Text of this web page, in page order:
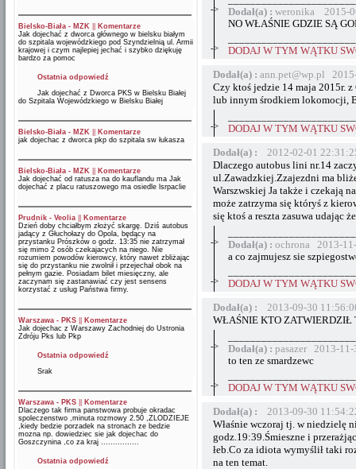
Bielsko-Biała - MZK
Komentarze
Jak dojechać z dworca głównego w bielsku białym
do szpitala wojewódzkiego pod Szyndzielnią ul. Armii
krajowej i czym najlepiej jechać i szybko dziękuję
bardzo za pomoc
Ostatnia odpowiedź
Jak dojechać z Dworca PKS w Bielsku Białej
do Szpitala Wojewódzkiego w Bielsku Białej
Bielsko-Biała - MZK
Komentarze
jak dojechac z dworca pkp do szpitala sw łukasza
Bielsko-Biała - MZK
Komentarze
Jak dojechać od ratusza na do kauflandu ma Jak
dojechać z placu ratuszowego ma osiedle lsrpaclie
Prudnik - Veolia
Komentarze
Dzień doby chciałbym złożyć skargę. Dziś autobus
jadący z Głuchołazy do Opola, będący na
przystanku Prószków o godz. 13:35 nie zatrzymał
się mimo 2 osób czekajacych na niego. Nie
rozumiem powodów kierowcy, który nawet zbliżając
się do przystanku nie zwolnił i przejechał obok na
pełnym gazie. Posiadam bilet miesięczny, ale
zaczynam się zastanawiać czy jest sensens
korzystać z usług Państwa firmy.
Warszawa - PKS
Komentarze
Jak dojechac z Warszawy Zachodniej do Ustronia
Zdróju Pks lub Pkp
Ostatnia odpowiedź
Srak
Warszawa - PKS
Komentarze
Dlaczego tak firma panstwowa probuje okradac
spoleczenstwo ,minuta rozmowy 2.50 ,ZLODZIEJE
,kiedy bedzie porzadek na stronach ze bedzie
mozna np. dowiedziec sie jak dojechac do
Goszczynina ,co za kraj ................
Ostatnia odpowiedź
->
Dodał(a) : weronika 2015-
NO WŁAŚNIE GDZIE SĄ
->
DODAJ W TYM WĄTKU
Dodał(a) : ann.pet@wp.pl
Czy ktoś jedzie 14 maja 2015r.
lub innym środkiem lokomocji,
->
DODAJ W TYM WĄTKU
Dodał(a) :
2012-02-01
Dlaczego autobus lini nr.14
ul.Zawadzkiej.Zzajezdni ma
Warszwskiej Ja także i czekają
może zatrzyma się któryś z
się ktoś a reszta zasuwa udając
->
Dodał(a) : ochrona 2013-
a co zajmujesz sie
->
DODAJ W TYM WĄTKU
Dodał(a) :
2013-09-30
WŁAŚNIE KTO ZATWIERDZIŁ
->
Dodał(a) : pasazer 2013-
to ten ze smardzewc
->
DODAJ W TYM WĄTKU
Dodał(a) :
2013-09-30
Właśnie wczoraj tj. w niedzielę
godz.19:39.Śmieszne i
łeb.Co za idiota wymyślił taki
na ten temat.